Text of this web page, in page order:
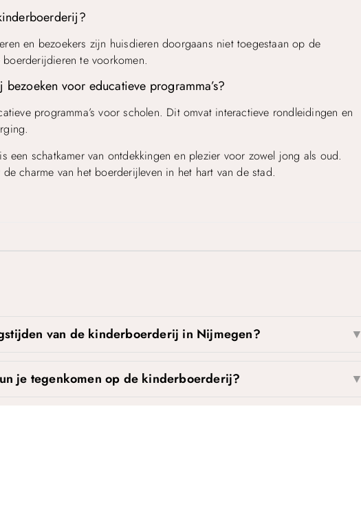
en bezoekers zijn huisdieren doorgaans niet toegestaan op de
te voorkomen.
voor educatieve programma’s?
programma’s voor scholen. Dit omvat interactieve rondleidingen en
schatkamer van ontdekkingen en plezier voor zowel jong als oud.
charme van het boerderijleven in het hart van de stad.
van de kinderboerderij in Nijmegen? ▼
je tegenkomen op de kinderboerderij? ▼